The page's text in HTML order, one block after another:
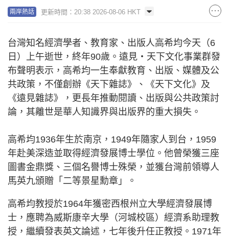
兩岸熱話 更新時間：20:38 2026-08-06 HKT
台灣知名經濟學者、教育家、出版人高希均今天（6
日）上午逝世，終年90歲。遠見‧天下文化事業群發
布聲明表示，高希均一生奉獻教育、出版、媒體及公
共政策，不僅創辦《天下雜誌》、《天下文化》及
《遠見雜誌》，更長年推動閱讀、出版與公共政策討
論，其離世是華人知識界與出版界的重大損失。
高希均1936年生於南京，1949年隨家人到台，1959
年赴美深造並取得經濟發展博士學位。他曾榮獲三座
圖書金鼎獎、三個名譽博士殊榮，並獲台灣前領導人
馬英九頒贈「二等景星勳章」。
高希均教授於1964年獲密西根州立大學經濟發展博
士，應聘為威斯康辛大學（河城校區）經濟系助理教
授，繼續發表英文論述，七年後升任正教授。1971年